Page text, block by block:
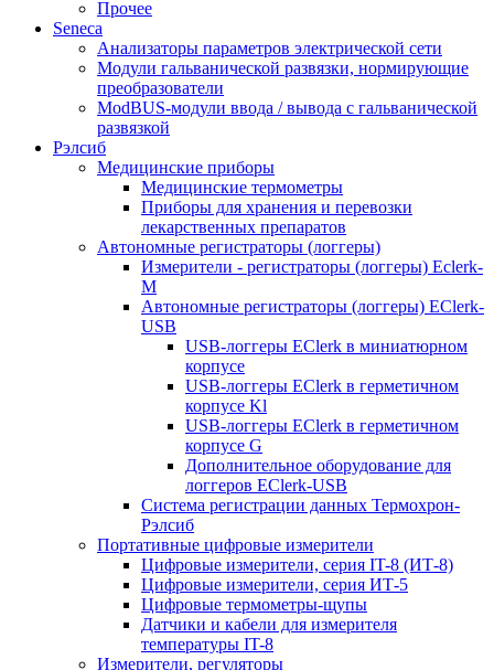
Прочее
Seneca
Анализаторы параметров электрической сети
Модули гальванической развязки, нормирующие
преобразователи
ModBUS-модули ввода / вывода с гальванической
развязкой
Рэлсиб
Медицинские приборы
Медицинские термометры
Приборы для хранения и перевозки
лекарственных препаратов
Автономные регистраторы (логгеры)
Измерители - регистраторы (логгеры) Eclerk-
M
Автономные регистраторы (логгеры) EClerk-
USB
USB-логгеры EClerk в миниатюрном
корпусе
USB-логгеры EClerk в герметичном
корпусе Kl
USB-логгеры EClerk в герметичном
корпусе G
Дополнительное оборудование для
логгеров EClerk-USB
Система регистрации данных Термохрон-
Рэлсиб
Портативные цифровые измерители
Цифровые измерители, серия IT-8 (ИТ-8)
Цифровые измерители, серия ИТ-5
Цифровые термометры-щупы
Датчики и кабели для измерителя
температуры IT-8
Измерители, регуляторы